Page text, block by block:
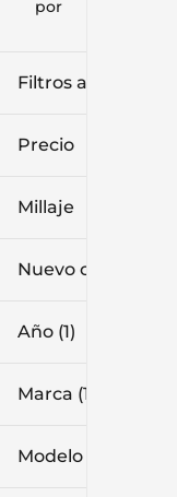
por
Filtros aplicados (3)
2026
Precio
Millaje
Nuevo o usado
Año (1)
Marca (1)
Modelo (1)